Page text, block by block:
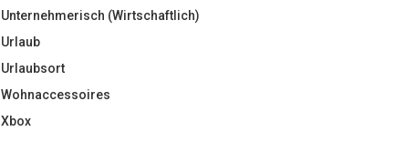
Unternehmerisch (Wirtschaftlich)
Urlaub
Urlaubsort
Wohnaccessoires
Xbox